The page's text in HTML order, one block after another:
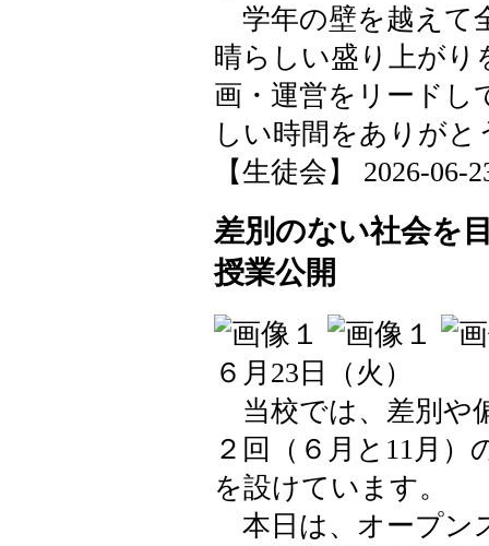
学年の壁を越えて
晴らしい盛り上がり
画・運営をリードし
しい時間をありが
【生徒会】 2026-06-
差別のない社会を
授業公開
６月23日（火）
当校では、差別や
２回（６月と11月）
を設けています。
本日は、オープン